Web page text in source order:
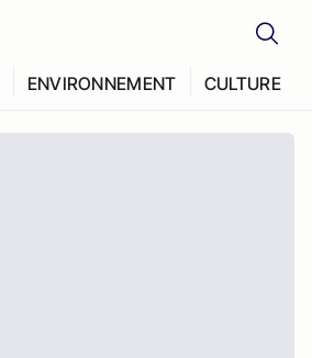
ENVIRONNEMENT CULTURE